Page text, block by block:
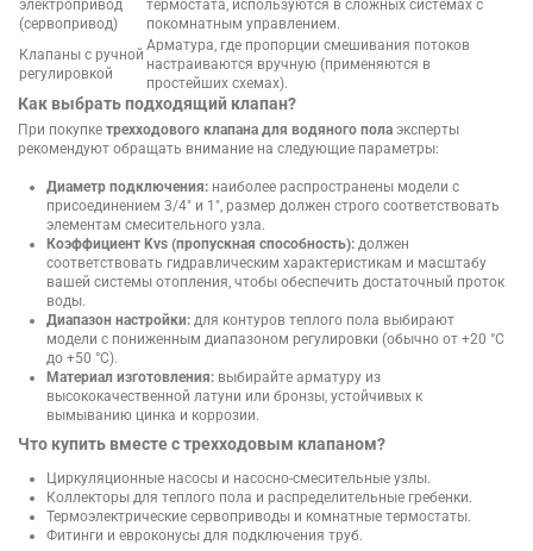
электропривод
(сервопривод)
термостата, используются в сложных системах с
покомнатным управлением.
Клапаны с ручной
регулировкой
Арматура, где пропорции смешивания потоков
настраиваются вручную (применяются в
простейших схемах).
Как выбрать подходящий клапан?
При покупке трехходового клапана для водяного пола эксперты
рекомендуют обращать внимание на следующие параметры:
Диаметр подключения: наиболее распространены модели с
присоединением 3/4" и 1", размер должен строго соответствовать
элементам смесительного узла.
Коэффициент Kvs (пропускная способность): должен
соответствовать гидравлическим характеристикам и масштабу
вашей системы отопления, чтобы обеспечить достаточный проток
воды.
Диапазон настройки: для контуров теплого пола выбирают
модели с пониженным диапазоном регулировки (обычно от +20 °C
до +50 °C).
Материал изготовления: выбирайте арматуру из
высококачественной латуни или бронзы, устойчивых к
вымыванию цинка и коррозии.
Что купить вместе с трехходовым клапаном?
Циркуляционные насосы и насосно-смесительные узлы.
Коллекторы для теплого пола и распределительные гребенки.
Термоэлектрические сервоприводы и комнатные термостаты.
Фитинги и евроконусы для подключения труб.